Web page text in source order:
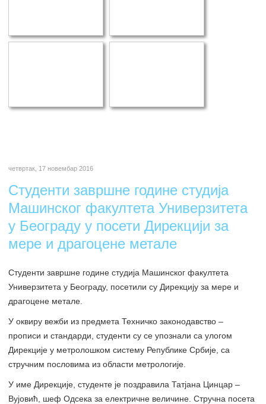
четвртак, 17 новембар 2016
Студенти завршне године студија
Maшинског факултета Универзитета
у Београду у посети Дирекцији за
мере и драгоцене метале
Студенти завршне године студија Машинског факултета
Универзитета у Београду, посетили су Дирекцију за мере и
драгоцене метале.
У оквиру вежби из предмета Техничко законодавство –
прописи и стандарди, студенти су се упознали са улогом
Дирекције у метролошком систему Републике Србије, са
стручним пословима из области метрологије.
У име Дирекције, студенте је поздравила Татјана Цинцар –
Вујовић, шеф Одсека за електричне величине. Стручна посета